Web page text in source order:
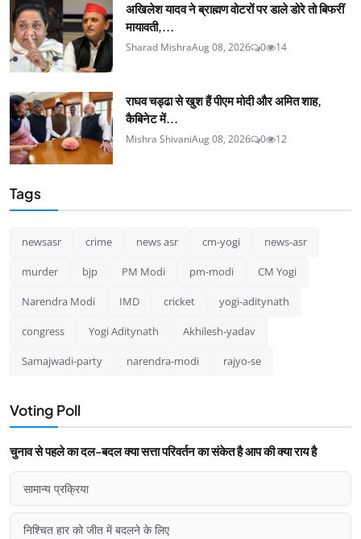
अखिलेश यादव ने ब्राह्मण वोटरों पर डाले डोरे तो बिफरीं
मायावती,...
Sharad MishraAug 08, 2026 0 14
राघव चड्ढा से खुश हैं पीएम मोदी और अमित शाह,
कैबिनेट में...
Mishra ShivaniAug 08, 2026 0 12
Tags
newsasr crime news asr cm-yogi news-asr
murder bjp PM Modi pm-modi CM Yogi
Narendra Modi IMD cricket yogi-aditynath
congress Yogi Aditynath Akhilesh-yadav
Samajwadi-party narendra-modi rajyo-se
Voting Poll
चुनाव से पहले का दल-बदल क्या सत्ता परिवर्तन का संकेत है आप की क्या राय है
सामान्य प्रक्रिया
निश्चित हार को जीत में बदलने के लिए